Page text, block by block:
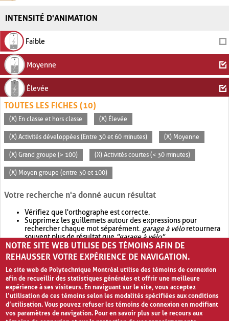
INTENSITÉ D'ANIMATION
Faible
Moyenne
Élevée
TOUTES LES FICHES (10)
(X) En classe et hors classe (X) Élevée
(X) Activités développées (Entre 30 et 60 minutes) (X) Moyenne
(X) Grand groupe (> 100) (X) Activités courtes (< 30 minutes)
(X) Moyen groupe (entre 30 et 100)
Votre recherche n'a donné aucun résultat
Vérifiez que l'orthographe est correcte.
Supprimez les guillemets autour des expressions pour
rechercher chaque mot séparément. garage à véloretournera
souvent plus de résultat que"garage à vélo".
Envisagez d'élargir votre recherche avec OR.garage OR vélo
retournera souvent plus de résultat quegarage à vélo
NOTRE SITE WEB UTILISE DES TÉMOINS AFIN DE
REHAUSSER VOTRE EXPÉRIENCE DE NAVIGATION.
Le site web de Polytechnique Montréal utilise des témoins de connexion
afin de recueillir des statistiques générales et offrir une meilleure
expérience à ses visiteurs. En naviguant sur le site, vous acceptez
l’utilisation de ces témoins selon les modalités spécifiées aux conditions
d’utilisation. Vous pouvez refuser les témoins de connexion en modifiant
vos paramètres de navigation. Pour en savoir plus sur le recours aux